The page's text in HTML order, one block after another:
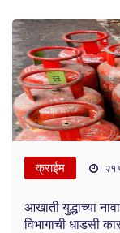
क्राईम २१
आखाती युद्धाच्या
विभागाची धाडसी